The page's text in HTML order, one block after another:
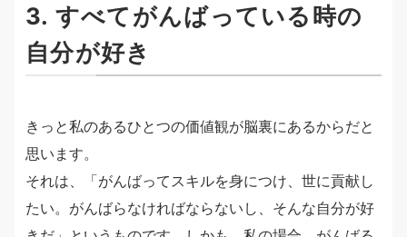
3. すべてがんばっている時の
自分が好き
きっと私のあるひとつの価値観が脳裏にあるからだと
思います。
それは、「がんばってスキルを身につけ、世に貢献し
たい。がんばらなければならないし、そんな自分が好